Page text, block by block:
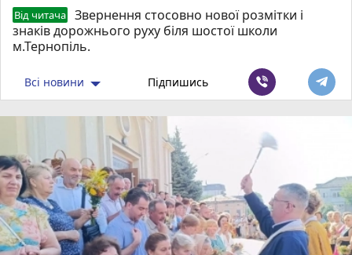
Від читача
Звернення стосовно нової розмітки і
знаків дорожнього руху біля шостої школи
м.Тернопіль.
Всі новини Підпишись